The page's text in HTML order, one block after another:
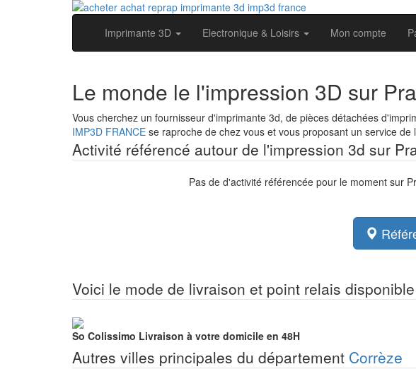
Imprimante 3D Electronique & Loisirs Mon compte
Le monde le l'impression 3D sur
Vous cherchez un fournisseur d'imprimante 3d, de pièces détachées
IMP3D FRANCE se raproche de chez vous et vous proposant un service
Activité référencé autour de l'impression 3d sur
Pas de d'activité référencée pour le moment sur
Voici le mode de livraison et point relais
So Colissimo Livraison à votre domicile en 48H
Autres villes principales du département Corrèze